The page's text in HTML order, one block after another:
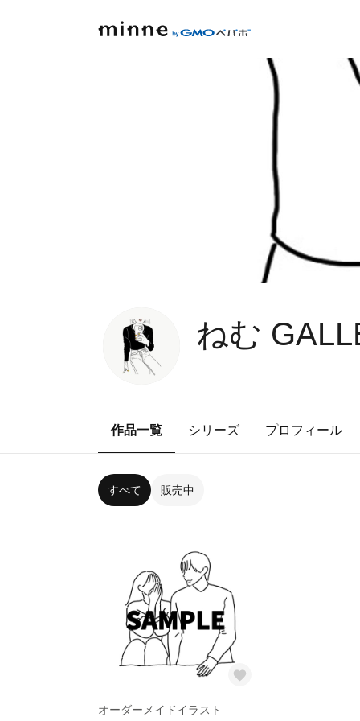
ねむ
作品一覧 シリーズ プロフィール
すべて 販売中
オーダーメイドイラスト